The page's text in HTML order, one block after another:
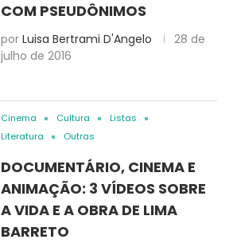
COM PSEUDÔNIMOS
por Luisa Bertrami D'Angelo
28 de
julho de 2016
Cinema Cultura
Listas
Literatura
Outras
DOCUMENTÁRIO, CINEMA E
ANIMAÇÃO: 3 VÍDEOS SOBRE
A VIDA E A OBRA DE LIMA
BARRETO